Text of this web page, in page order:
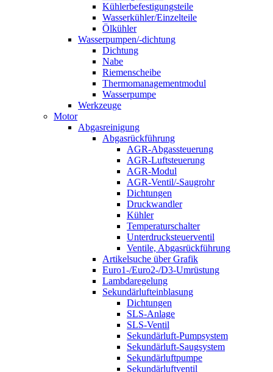
Kühlerbefestigungsteile
Wasserkühler/Einzelteile
Ölkühler
Wasserpumpen/-dichtung
Dichtung
Nabe
Riemenscheibe
Thermomanagementmodul
Wasserpumpe
Werkzeuge
Motor
Abgasreinigung
Abgasrückführung
AGR-Abgassteuerung
AGR-Luftsteuerung
AGR-Modul
AGR-Ventil/-Saugrohr
Dichtungen
Druckwandler
Kühler
Temperaturschalter
Unterdrucksteuerventil
Ventile, Abgasrückführung
Artikelsuche über Grafik
Euro1-/Euro2-/D3-Umrüstung
Lambdaregelung
Sekundärlufteinblasung
Dichtungen
SLS-Anlage
SLS-Ventil
Sekundärluft-Pumpsystem
Sekundärluft-Saugsystem
Sekundärluftpumpe
Sekundärluftventil